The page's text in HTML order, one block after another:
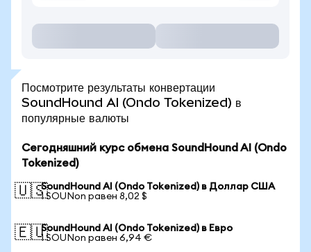
Посмотрите результаты конвертации
SoundHound AI (Ondo Tokenized) в
популярные валюты
Сегодняшний курс обмена SoundHound AI (Ondo
Tokenized)
🇺🇸SoundHound AI (Ondo Tokenized) в Доллар США
1 SOUNon равен 8,02 $
🇪🇺SoundHound AI (Ondo Tokenized) в Евро
1 SOUNon равен 6,94 €